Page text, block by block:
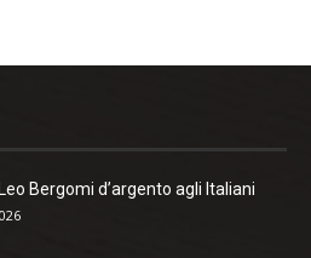
Bergomi d’argento agli Italiani